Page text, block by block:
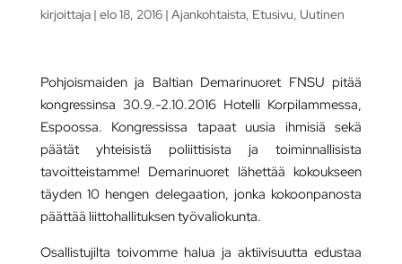
kirjoittaja | elo 18, 2016| Ajankohtaista, Etusivu, Uutinen
Pohjoismaiden ja Baltian Demarinuoret FNSU pitää
kongressinsa 30.9.-2.10.2016 Hotelli Korpilammessa,
Espoossa. Kongressissa tapaat uusia ihmisiä sekä
päätät yhteisistä poliittisista ja toiminnallisista
tavoitteistamme! Demarinuoret lähettää kokoukseen
täyden 10 hengen delegaation, jonka kokoonpanosta
päättää liittohallituksen työvaliokunta.
Osallistujilta toivomme halua ja aktiivisuutta edustaa